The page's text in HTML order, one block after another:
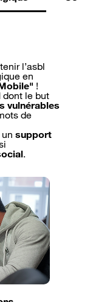
l’asbl
en
!
dont le but
vulnérables
de
support
.